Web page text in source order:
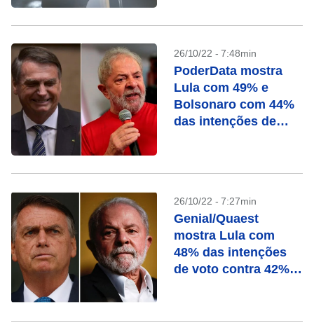
26/10/22 - 7:48min
PoderData mostra
Lula com 49% e
Bolsonaro com 44%
das intenções de
26/10/22 - 7:27min
Genial/Quaest
mostra Lula com
48% das intenções
de voto contra 42%